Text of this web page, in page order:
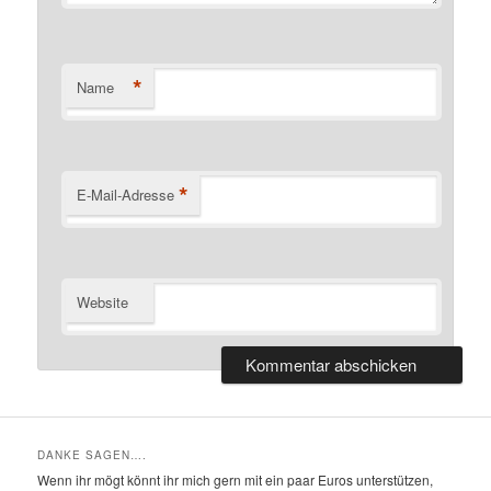
Name *
E-Mail-Adresse *
Website
DANKE SAGEN….
Wenn ihr mögt könnt ihr mich gern mit ein paar Euros unterstützen,